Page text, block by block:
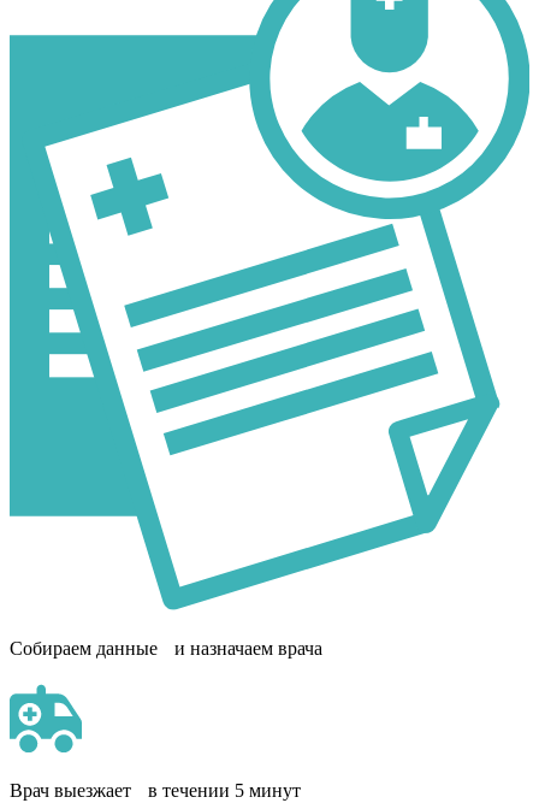
Собираем данные и назначаем врача
Врач выезжает в течении 5 минут